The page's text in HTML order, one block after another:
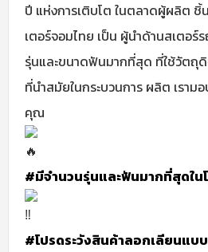
ปี แห่งการเติบโต ในตลาดผู้ผลิต
เตอร์จอมไทย เป็น ผู้นำด้านสเตอร์
รุ่นและขนาดฟันมากที่สุด ที่ใช้วัตถุ
ที่นำสมัยในกระบวนการ ผลิต เรา
คุณ
#มีจำนวนรุ่นและฟันมากที่สุดใน
#โปรดระวังสินค้าลอกเลียนแบบ